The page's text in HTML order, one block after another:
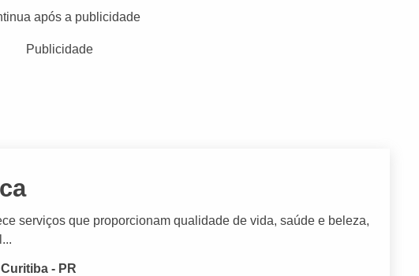
após a publicidade
Publicidade
serviços que proporcionam qualidade de vida, saúde e beleza,
- PR